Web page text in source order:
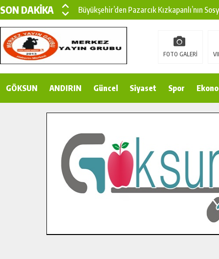
SON DAKİKA
Büyükşehir’den Pazarcık Kızkapanlı’nın
Büyükşehir’den Pazarcık Kırsalına Modern
Çin’den KSÜ’ye Uluslararası Başarı:
Gençler Pusula Maraş Kampında Yeni
İlçe Jandarma Komutanı Karakaya’dan
Bertiz’in Yeni Köprüsünde Sona Doğru.
FOTO GALERİ
GÖKSUN ANDIRIN Güncel Siyaset Spor